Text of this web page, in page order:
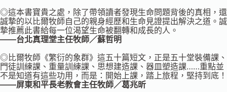
◎這本書寶貴之處，除了帶領讀者發現生命問題背後的真相，還
誠摯的以比爾牧師自己的親身經歷和生命見證提出解決之道。誠
摯推薦此書給每一位渴望生命被翻轉和成長的人。
——台北真理堂主任牧師／蘇哲明
◎比爾牧師《繁衍的象群》這五十篇短文，正是五十堂裝備課、
門徒訓練課、重量訓練課、思想建造課、器皿塑造課……重點並
不是知道有這些功用，而是：開始上課，踏上旅程，堅持到底！
——屏東和平長老教會主任牧師／葛兆昕